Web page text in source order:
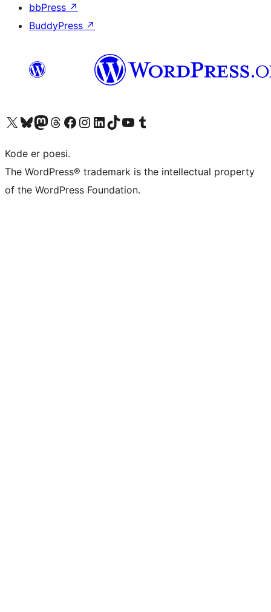
bbPress ↗
BuddyPress ↗
Besøk vår konto på X Visit our Bluesky account
Besøk vår Mastodon-konto
Visit our Threads account
Besøk vår Facebook-sideBesøk vår Instagram-konto
Besøk vår LinkedIn-konto
Visit our TikTok account
Visit our YouTube channel
Visit our Tumblr account
Kode er poesi.
The WordPress® trademark is the intellectual property
of the WordPress Foundation.